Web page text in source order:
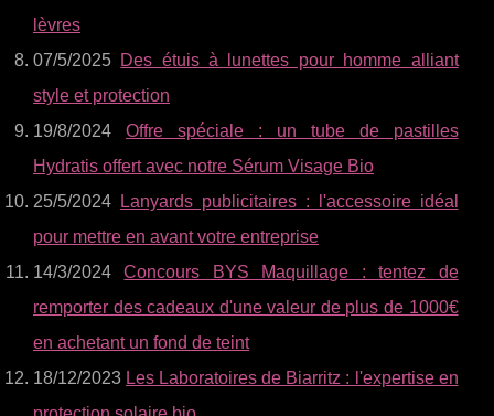
lèvres
07/5/2025 Des étuis à lunettes pour homme alliant
style et protection
19/8/2024 Offre spéciale : un tube de pastilles
Hydratis offert avec notre Sérum Visage Bio
25/5/2024
Lanyards publicitaires : l'accessoire idéal
pour mettre en avant votre entreprise
14/3/2024Concours BYS Maquillage : tentez de
remporter des cadeaux d'une valeur de plus de 1000€
en achetant un fond de teint
18/12/2023 Les Laboratoires de Biarritz : l'expertise en